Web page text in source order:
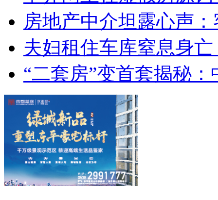
房地产中介坦露心声
夫妇租住车库窒息身
“二套房”变首套揭秘